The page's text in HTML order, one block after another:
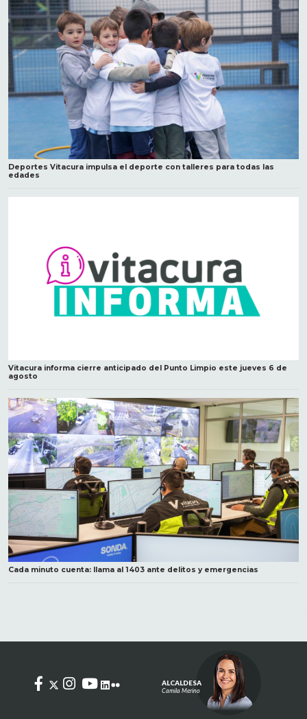
Deportes Vitacura impulsa el deporte con talleres para todas las
edades
Vitacura informa cierre anticipado del Punto Limpio este jueves 6 de
agosto
Cada minuto cuenta: llama al 1403 ante delitos y emergencias
ALCALDESA
Camila Merino